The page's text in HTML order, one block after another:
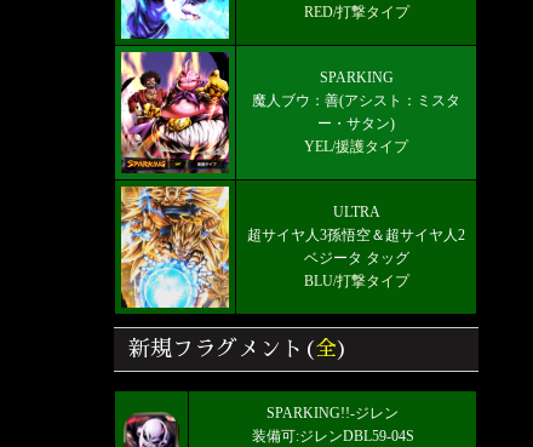
RED/打撃タイプ
SPARKING
魔人ブウ：善(アシスト：ミスタ
ー・サタン)
YEL/援護タイプ
ULTRA
超サイヤ人3孫悟空＆超サイヤ人2
ベジータ タッグ
BLU/打撃タイプ
新規フラグメント(全)
SPARKING!!-ジレン
装備可:ジレンDBL59-04S